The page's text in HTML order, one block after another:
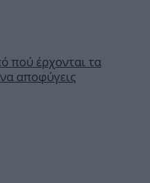
πού έρχονται τα
αποφύγεις